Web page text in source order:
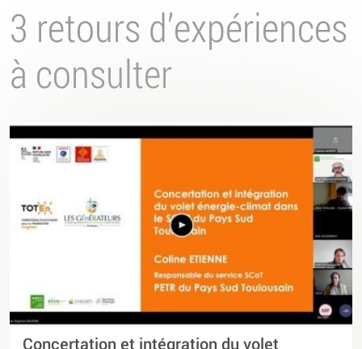
3 retours d’expériences
à consulter
Concertation et intégration du volet